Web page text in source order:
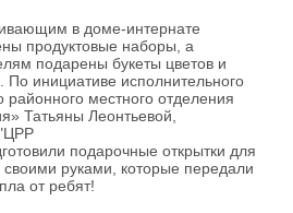
в доме-интернате
продуктовые наборы, а
подарены букеты цветов и
По инициативе исполнительного
районного местного отделения
Татьяны Леонтьевой,
подарочные открытки для
руками, которые передали
от ребят!